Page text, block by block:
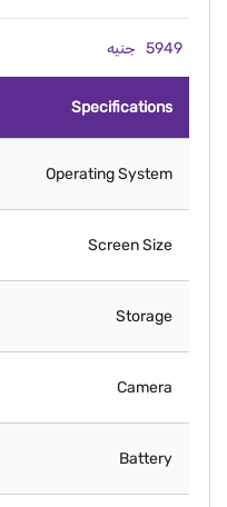
5949 جنيه
Specifications
Operating System
Screen Size
Storage
Camera
Battery